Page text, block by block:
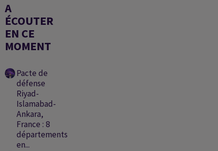
A
ÉCOUTER
EN CE
MOMENT
Pacte de
défense
Riyad-
Islamabad-
Ankara,
France : 8
départements
en...